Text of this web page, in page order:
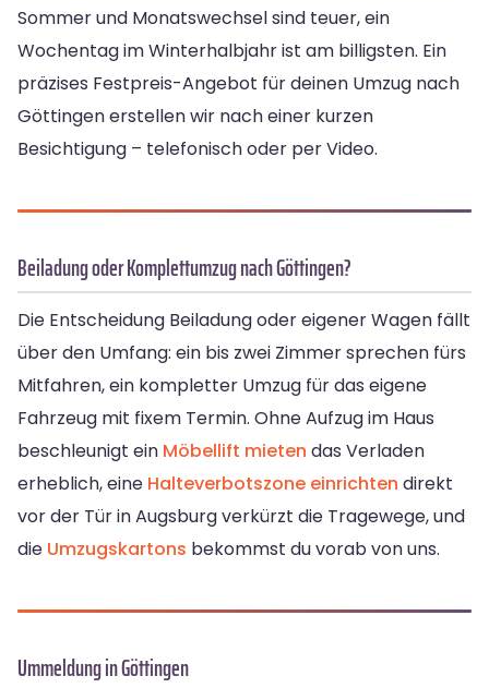
Sommer und Monatswechsel sind teuer, ein
Wochentag im Winterhalbjahr ist am billigsten. Ein
präzises Festpreis-Angebot für deinen Umzug nach
Göttingen erstellen wir nach einer kurzen
Besichtigung – telefonisch oder per Video.
Beiladung oder Komplettumzug nach Göttingen?
Die Entscheidung Beiladung oder eigener Wagen fällt
über den Umfang: ein bis zwei Zimmer sprechen fürs
Mitfahren, ein kompletter Umzug für das eigene
Fahrzeug mit fixem Termin. Ohne Aufzug im Haus
beschleunigt ein Möbellift mieten das Verladen
erheblich, eine Halteverbotszone einrichten direkt
vor der Tür in Augsburg verkürzt die Tragewege, und
die Umzugskartons bekommst du vorab von uns.
Ummeldung in Göttingen